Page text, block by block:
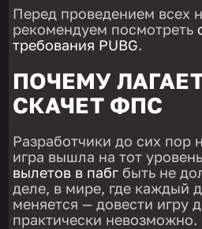
Перед проведением всех
рекомендуем посмотреть
требования PUBG.
ПОЧЕМУ ЛАГАЕТ
СКАЧЕТ ФПС
Разработчики до сих пор
игра вышла на тот
вылетов в пабг быть не
деле, в мире, где каждый
меняется — довести игру
практически невозможно.